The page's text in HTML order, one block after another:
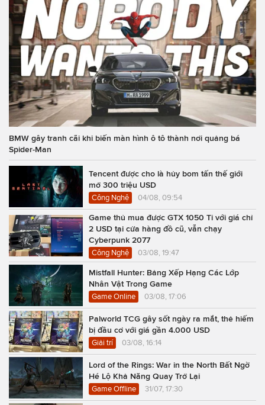
BMW gây tranh cãi khi biến màn hình ô tô thành nơi quảng bá
Spider-Man
Tencent được cho là hủy bom tấn thế giới
mở 300 triệu USD
Công Nghệ 04/08, 09:54
Game thủ mua được GTX 1050 Ti với giá chỉ
2 USD tại cửa hàng đồ cũ, vẫn chạy
Cyberpunk 2077
Công Nghệ 03/08, 19:47
Mistfall Hunter: Bảng Xếp Hạng Các Lớp
Nhân Vật Trong Game
Game Online 03/08, 17:06
Palworld TCG gây sốt ngày ra mắt, thẻ hiếm
bị đầu cơ với giá gần 4.000 USD
Giải trí 03/08, 16:14
Lord of the Rings: War in the North Bất Ngờ
Hé Lộ Khả Năng Quay Trở Lại
Game Offline 31/07, 17:30